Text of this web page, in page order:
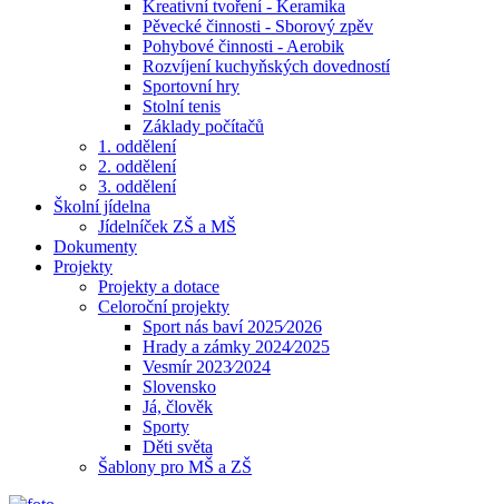
Kreativní tvoření - Keramika
Pěvecké činnosti - Sborový zpěv
Pohybové činnosti - Aerobik
Rozvíjení kuchyňských dovedností
Sportovní hry
Stolní tenis
Základy počítačů
1. oddělení
2. oddělení
3. oddělení
Školní jídelna
Jídelníček ZŠ a MŠ
Dokumenty
Projekty
Projekty a dotace
Celoroční projekty
Sport nás baví 2025⁄2026
Hrady a zámky 2024⁄2025
Vesmír 2023⁄2024
Slovensko
Já, člověk
Sporty
Děti světa
Šablony pro MŠ a ZŠ